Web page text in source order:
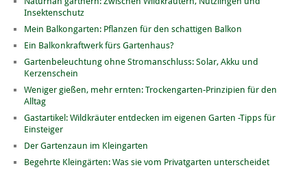
Insektenschutz
Mein Balkongarten: Pflanzen für den schattigen Balkon
Ein Balkonkraftwerk fürs Gartenhaus?
Gartenbeleuchtung ohne Stromanschluss: Solar, Akku und
Kerzenschein
Weniger gießen, mehr ernten: Trockengarten-Prinzipien für den
Alltag
Gastartikel: Wildkräuter entdecken im eigenen Garten -Tipps für
Einsteiger
Der Gartenzaun im Kleingarten
Begehrte Kleingärten: Was sie vom Privatgarten unterscheidet